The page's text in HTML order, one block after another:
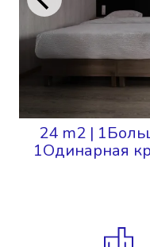
24 m2 |
1Одинарная